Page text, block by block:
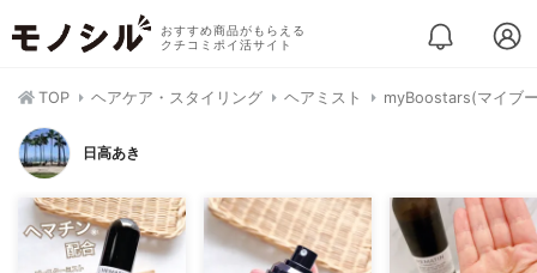
おすすめ商品がもらえる
クチコミポイ活サイト
TOP ヘアケア・スタイリング ヘアミスト myBoostars(マイブ
日高あき